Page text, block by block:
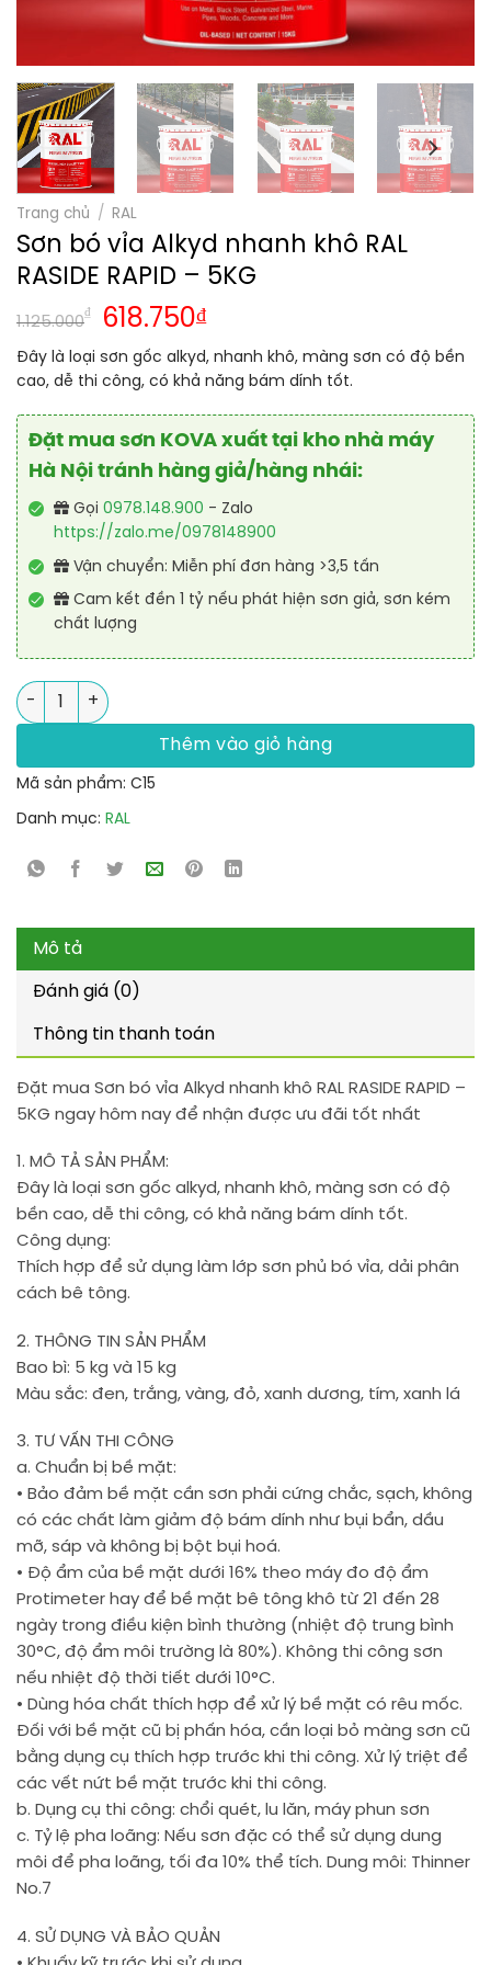
Trang chủ / RAL
Sơn bó vỉa Alkyd nhanh khô RAL
RASIDE RAPID – 5KG
1.125.000
₫
Giá
gốc
là:
1.125.000₫.
618.750₫Giá
hiện
tại
là:
618.750₫.
Đây là loại sơn gốc alkyd, nhanh khô, màng sơn có độ bền
cao, dễ thi công, có khả năng bám dính tốt.
Đặt mua sơn KOVA xuất tại kho nhà máy
Hà Nội tránh hàng giả/hàng nhái:
Gọi 0978.148.900 - Zalo
https://zalo.me/0978148900
Vận chuyển: Miễn phí đơn hàng >3,5 tấn
Cam kết đền 1 tỷ nếu phát hiện sơn giả, sơn kém
chất lượng
Sơn bó vỉa Alkyd nhanh khô RAL RASIDE RAPID - 5KG số lượng
Thêm vào giỏ hàng
Mã sản phẩm: C15
Danh mục: RAL
Mô tả
Đánh giá (0)
Thông tin thanh toán
Đặt mua Sơn bó vỉa Alkyd nhanh khô RAL RASIDE RAPID –
5KG ngay hôm nay để nhận được ưu đãi tốt nhất
1. MÔ TẢ SẢN PHẨM:
Đây là loại sơn gốc alkyd, nhanh khô, màng sơn có độ
bền cao, dễ thi công, có khả năng bám dính tốt.
Công dụng:
Thích hợp để sử dụng làm lớp sơn phủ bó vỉa, dải phân
cách bê tông.
2. THÔNG TIN SẢN PHẨM
Bao bì: 5 kg và 15 kg
Màu sắc: đen, trắng, vàng, đỏ, xanh dương, tím, xanh lá
3. TƯ VẤN THI CÔNG
a. Chuẩn bị bề mặt:
• Bảo đảm bề mặt cần sơn phải cứng chắc, sạch, không
có các chất làm giảm độ bám dính như bụi bẩn, dầu
mỡ, sáp và không bị bột bụi hoá.
• Độ ẩm của bề mặt dưới 16% theo máy đo độ ẩm
Protimeter hay để bề mặt bê tông khô từ 21 đến 28
ngày trong điều kiện bình thường (nhiệt độ trung bình
30°C, độ ẩm môi trường là 80%). Không thi công sơn
nếu nhiệt độ thời tiết dưới 10°C.
• Dùng hóa chất thích hợp để xử lý bề mặt có rêu mốc.
Đối với bề mặt cũ bị phấn hóa, cần loại bỏ màng sơn cũ
bằng dụng cụ thích hợp trước khi thi công. Xử lý triệt để
các vết nứt bề mặt trước khi thi công.
b. Dụng cụ thi công: chổi quét, lu lăn, máy phun sơn
c. Tỷ lệ pha loãng: Nếu sơn đặc có thể sử dụng dung
môi để pha loãng, tối đa 10% thể tích. Dung môi: Thinner
No.7
4. SỬ DỤNG VÀ BẢO QUẢN